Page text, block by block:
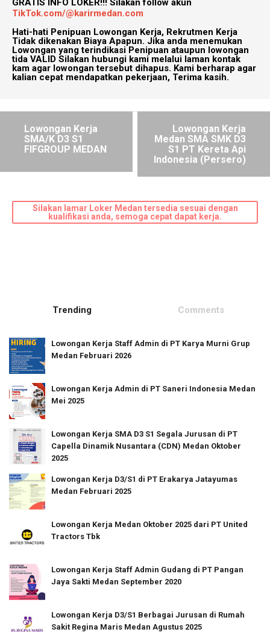
GRATIS INFO LOKER!!! Silakan follow akun
TikTok.com/@karirmedan.com
Hati-hati Penipuan Lowongan Kerja, Rekrutmen Kerja
Tidak dikenakan Biaya Apapun. Jika anda menemukan
Lowongan yang terindikasi Penipuan ataupun lowongan
tida VALID Silakan hubungi kami melalui laman kontak
kam agar lowongan tersebut dihapus. Kami berharap agar
kalian cepat mendapatkan pekerjaan, Terima kasih.
Lowongan Kerja
SMA/K D3 S1
FIFGROUP MEDAN
Lowongan Kerja
Medan SMA SMK D3
S1 PT Kereta Api
Indonesia (Persero)
Silakan lamar Loker Medan tersedia sesuai dengan
kualifikasi anda, semoga cepat dapat kerja.
Trending Comments
Lowongan Kerja Staff Admin di PT Karya Murni Grup
Medan Februari 2026
Lowongan Kerja Admin di PT Saneri Indonesia Medan
Mei 2025
Lowongan Kerja SMA D3 S1 Segala Jurusan di PT
Capella Dinamik Nusantara (CDN) Medan Oktober
2025
Lowongan Kerja D3/S1 di PT Erakarya Jatayumas
Medan Februari 2025
Lowongan Kerja Medan Oktober 2025 dari PT United
Tractors Tbk
Lowongan Kerja Staff Admin Gudang di PT Pangan
Jaya Sakti Medan September 2020
Lowongan Kerja D3/S1 Berbagai Jurusan di Rumah
Sakit Regina Maris Medan Agustus 2025